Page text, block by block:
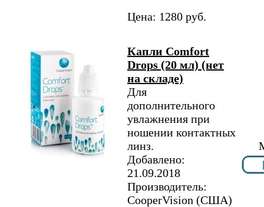
Цена: 1280 руб.
Капли Comfort
Drops (20 мл) (нет
на складе)
Для
дополнительного
увлажнения при
ношении контактных
линз.
Добавлено:
21.09.2018
Производитель:
CooperVision (США)